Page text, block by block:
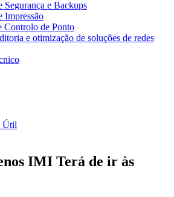
Segurança e Backups
Impressão
Controlo de Ponto
e otimização de soluções de redes
Útil
IMI Terá de ir às